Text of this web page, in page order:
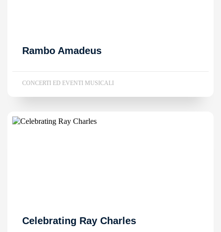
Rambo Amadeus
CONCERTI ED EVENTI MUSICALI
Celebrating Ray Charles